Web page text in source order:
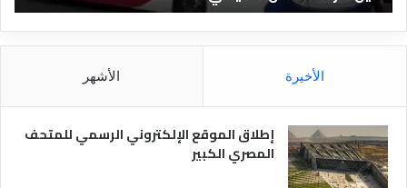
ق
ا
ل
ر
ة
ق
و
الأخيرة الأشهر
إطلاق الموقع الإلكتروني الرسمي للمتحف
المصري الكبير